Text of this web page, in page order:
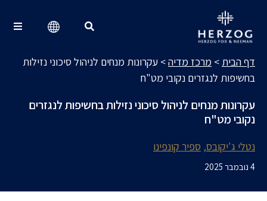
דף הבית > מרכז מדיה> עקרונות מנחים לניהול סיכוני נזילות
בחשיפות לנגזרים נקובי מט"ח
עקרונות מנחים לניהול סיכוני נזילות בחשיפות לנגזרים
נקובי מט"ח
נטלי ג'יקובס ספיר קונפינו
4 נובמבר 2025